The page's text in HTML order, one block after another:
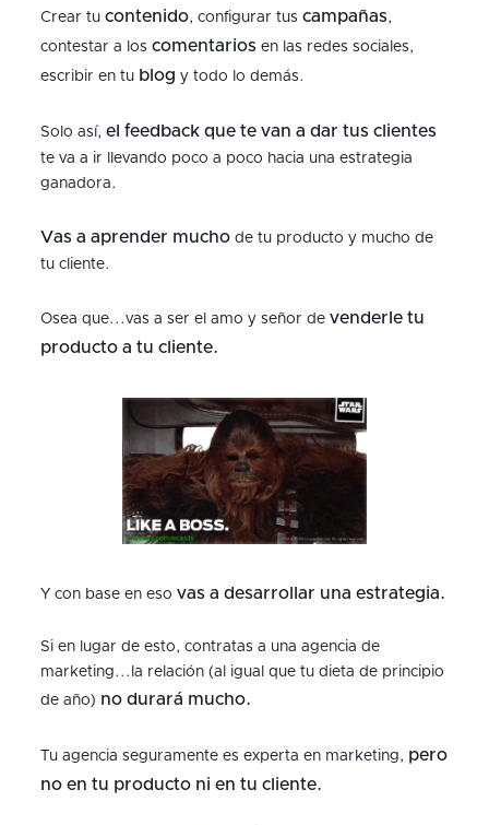
Crear tu contenido, configurar tus campañas,
contestar a los comentarios en las redes sociales,
escribir en tu blog y todo lo demás.
Solo así, el feedback que te van a dar tus clientes
te va a ir llevando poco a poco hacia una estrategia
ganadora.
Vas a aprender muchode tu producto y mucho de
tu cliente.
Osea que...vas a ser el amo y señor de venderle tu
producto a tu cliente.
Y con base en eso vas a desarrollar una estrategia.
Si en lugar de esto, contratas a una agencia de
marketing...la relación (al igual que tu dieta de principio
de año) no durará mucho.
Tu agencia seguramente es experta en marketing, pero
no en tu producto ni en tu cliente.